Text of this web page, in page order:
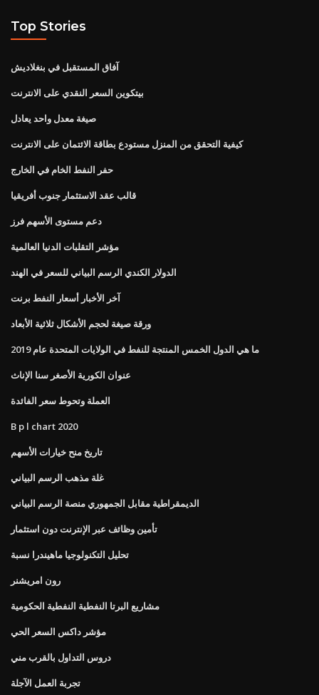
Top Stories
آفاق المستقبل في بنغلاديش
بيتكوين السعر النقدي على الانترنت
صيغة معدل واحد يعادل
كيفية التحقق من المنزل مستودع بطاقة الائتمان على الانترنت
حفر النفط الخام في الخارج
قالب عقد الاستثمار جنوب أفريقيا
دعم مستوى الأسهم فرز
مؤشر التقلبات الدنيا العالمية
الدولار الكندي الرسم البياني للسعر في الهند
آخر الأخبار أسعار النفط برنت
ورقة صيغة لحجم الأشكال ثلاثية الأبعاد
ما هي الدول الخمس المنتجة للنفط في الولايات المتحدة عام 2019
عنوان الكورية الأصغر سنا الإناث
العملة وتحوط سعر الفائدة
B p l chart 2020
تاريخ منح خيارات الأسهم
غلة مذهب الرسم البياني
الديمقراطية مقابل الجمهوري منصة الرسم البياني
تأمين وظائف عبر الإنترنت دون استثمار
تحليل التكنولوجيا ماهيندرا نسبة
رون امريشنر
مشاريع البرتا النفطية النفطية الحكومية
مؤشر داكس السعر الحي
دروس التداول بالقرب مني
تجربة العمل الآجلة